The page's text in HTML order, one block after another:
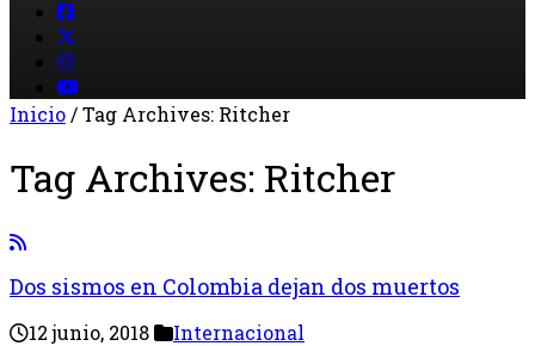
Inicio/Tag Archives: Ritcher
Tag Archives: Ritcher
Dos sismos en Colombia dejan dos muertos
12 junio, 2018 Internacional